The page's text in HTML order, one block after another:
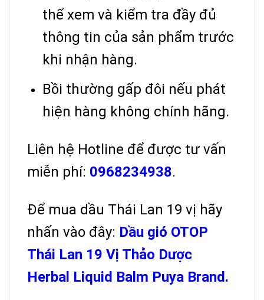
thể xem và kiểm tra đầy đủ
thông tin của sản phẩm trước
khi nhận hàng.
Bồi thường gấp đôi nếu phát
hiện hàng không chính hãng.
Liên hệ Hotline để được tư vấn
miễn phí: 0968234938.
Để mua dầu Thái Lan 19 vị hãy
nhấn vào đây: Dầu gió OTOP
Thái Lan 19 Vị Thảo Dược
Herbal Liquid Balm Puya Brand.